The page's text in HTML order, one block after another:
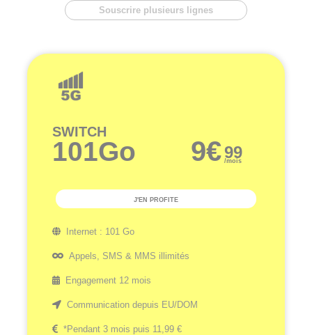
Souscrire plusieurs lignes
SWITCH
101Go 9€99
/mois
J'EN PROFITE
Internet : 101 Go
Appels, SMS & MMS illimités
Engagement 12 mois
Communication depuis EU/DOM
*Pendant 3 mois puis 11,99 €